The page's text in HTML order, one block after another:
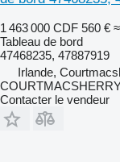
1 463 000 CDF 560 €
Tableau de bord
47468235, 47887919
Irlande,
Contacter le vendeur